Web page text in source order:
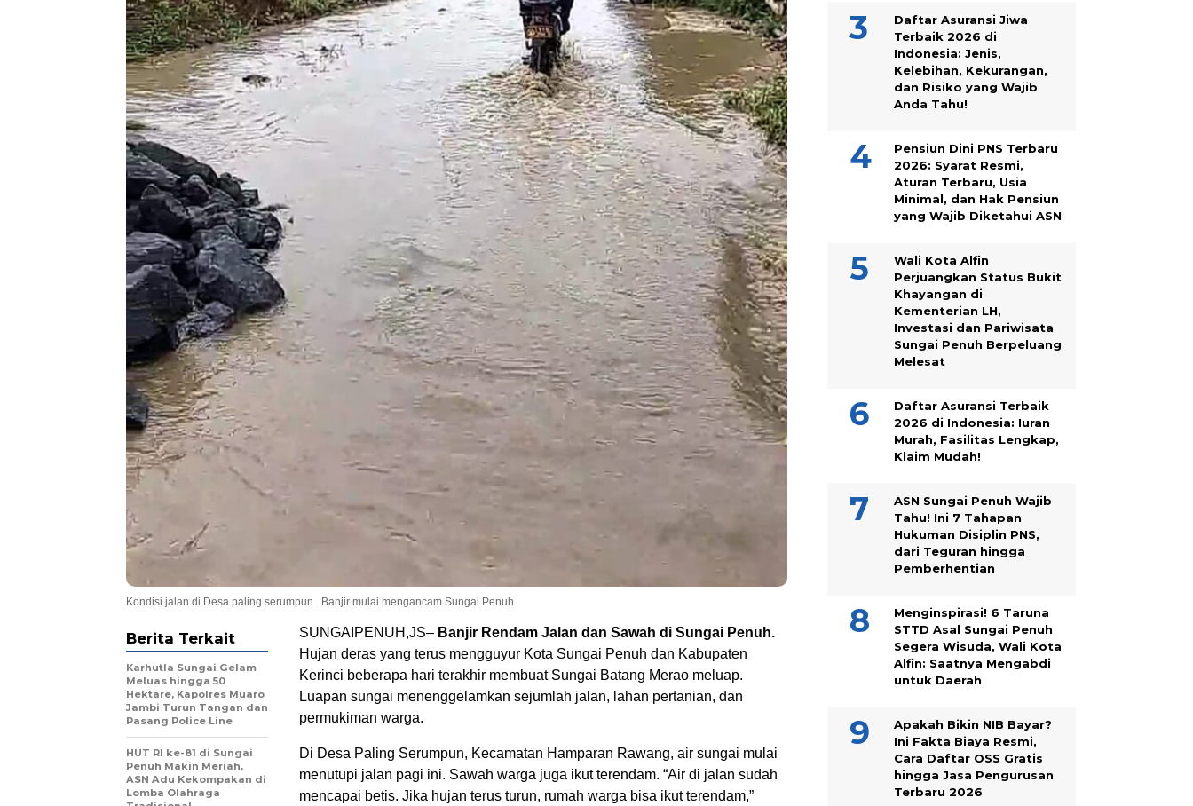
Kondisi jalan di Desa paling serumpun . Banjir mulai mengancam Sungai Penuh
SUNGAIPENUH,JS– Banjir Rendam Jalan dan Sawah di Sungai Penuh.
Hujan deras yang terus mengguyur Kota Sungai Penuh dan Kabupaten
Kerinci beberapa hari terakhir membuat Sungai Batang Merao meluap.
Luapan sungai menenggelamkan sejumlah jalan, lahan pertanian, dan
permukiman warga.
Di Desa Paling Serumpun, Kecamatan Hamparan Rawang, air sungai mulai
menutupi jalan pagi ini. Sawah warga juga ikut terendam. “Air di jalan sudah
mencapai betis. Jika hujan terus turun, rumah warga bisa ikut terendam,”
Berita Terkait
Karhutla Sungai Gelam
Meluas hingga 50
Hektare, Kapolres Muaro
Jambi Turun Tangan dan
Pasang Police Line
HUT RI ke-81 di Sungai
Penuh Makin Meriah,
ASN Adu Kekompakan di
Lomba Olahraga
Daftar Asuransi Jiwa
Terbaik 2026 di
Indonesia: Jenis,
Kelebihan, Kekurangan,
dan Risiko yang Wajib
Anda Tahu!
Pensiun Dini PNS Terbaru
2026: Syarat Resmi,
Aturan Terbaru, Usia
Minimal, dan Hak Pensiun
yang Wajib Diketahui ASN
Wali Kota Alfin
Perjuangkan Status Bukit
Khayangan di
Kementerian LH,
Investasi dan Pariwisata
Sungai Penuh Berpeluang
Melesat
Daftar Asuransi Terbaik
2026 di Indonesia: Iuran
Murah, Fasilitas Lengkap,
Klaim Mudah!
ASN Sungai Penuh Wajib
Tahu! Ini 7 Tahapan
Hukuman Disiplin PNS,
dari Teguran hingga
Pemberhentian
Menginspirasi! 6 Taruna
STTD Asal Sungai Penuh
Segera Wisuda, Wali Kota
Alfin: Saatnya Mengabdi
untuk Daerah
Apakah Bikin NIB Bayar?
Ini Fakta Biaya Resmi,
Cara Daftar OSS Gratis
hingga Jasa Pengurusan
Terbaru 2026